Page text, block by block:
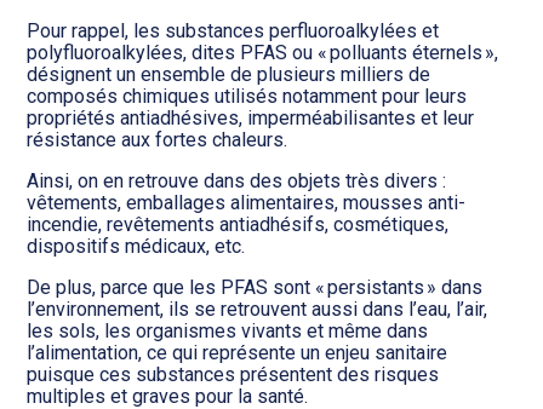
Pour rappel, les substances perfluoroalkylées et
polyfluoroalkylées, dites PFAS ou « polluants éternels »,
désignent un ensemble de plusieurs milliers de
composés chimiques utilisés notamment pour leurs
propriétés antiadhésives, imperméabilisantes et leur
résistance aux fortes chaleurs.
Ainsi, on en retrouve dans des objets très divers :
vêtements, emballages alimentaires, mousses anti-
incendie, revêtements antiadhésifs, cosmétiques,
dispositifs médicaux, etc.
De plus, parce que les PFAS sont « persistants » dans
l’environnement, ils se retrouvent aussi dans l’eau, l’air,
les sols, les organismes vivants et même dans
l’alimentation, ce qui représente un enjeu sanitaire
puisque ces substances présentent des risques
multiples et graves pour la santé.